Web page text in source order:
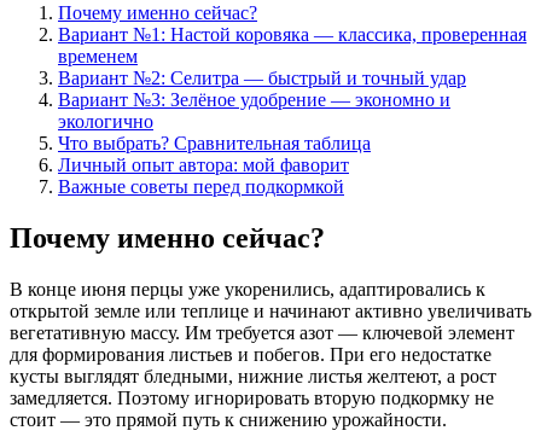
Почему именно сейчас?
Вариант №1: Настой коровяка — классика, проверенная
временем
Вариант №2: Селитра — быстрый и точный удар
Вариант №3: Зелёное удобрение — экономно и
экологично
Что выбрать? Сравнительная таблица
Личный опыт автора: мой фаворит
Важные советы перед подкормкой
Почему именно сейчас?
В конце июня перцы уже укоренились, адаптировались к
открытой земле или теплице и начинают активно увеличивать
вегетативную массу. Им требуется азот — ключевой элемент
для формирования листьев и побегов. При его недостатке
кусты выглядят бледными, нижние листья желтеют, а рост
замедляется. Поэтому игнорировать вторую подкормку не
стоит — это прямой путь к снижению урожайности.